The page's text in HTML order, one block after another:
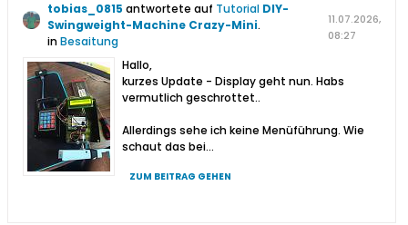
tobias_0815 antwortete auf Tutorial DIY-
Swingweight-Machine Crazy-Mini.
inBesaitung
11.07.2026,
08:27
Hallo,
kurzes Update - Display geht nun. Habs
vermutlich geschrottet..
Allerdings sehe ich keine Menüführung. Wie
schaut das bei...
ZUM BEITRAG GEHEN